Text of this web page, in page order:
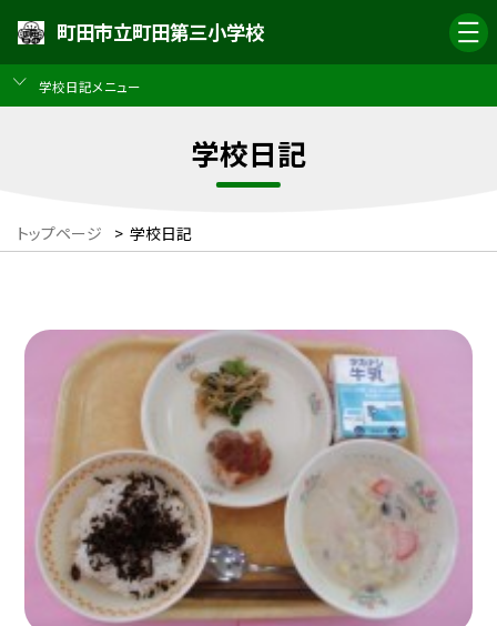
町田市立町田第三小学校
学校日記メニュー
学校日記
トップページ > 学校日記